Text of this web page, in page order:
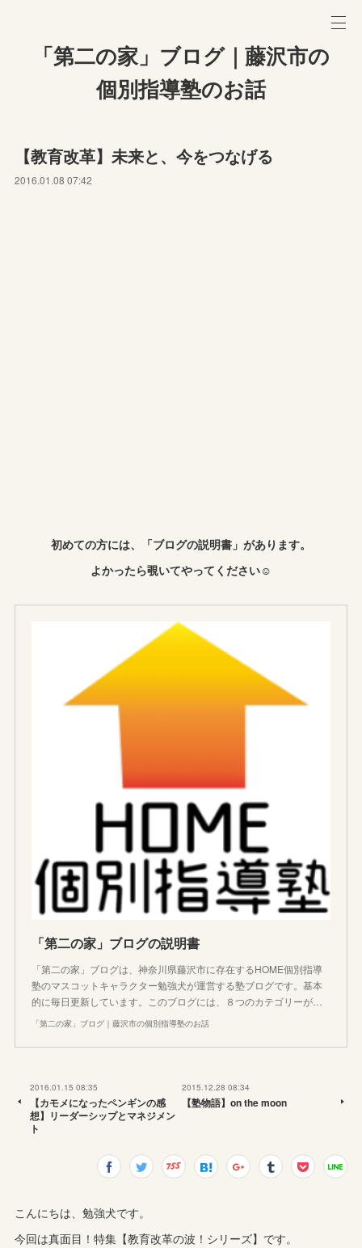
「第二の家」ブログ｜藤沢市の
個別指導塾のお話
【教育改革】未来と、今をつなげる
2016.01.08 07:42
初めての方には、「ブログの説明書」があります。
よかったら覗いてやってください☺︎
「第二の家」ブログの説明書
「第二の家」ブログは、神奈川県藤沢市に存在するHOME個別指導
塾のマスコットキャラクター勉強犬が運営する塾ブログです。基本
的に毎日更新しています。このブログには、８つのカテゴリーが…
「第二の家」ブログ｜藤沢市の個別指導塾のお話
2016.01.15 08:35
【カモメになったペンギンの感
想】リーダーシップとマネジメン
ト
2015.12.28 08:34
【塾物語】on the moon
こんにちは、勉強犬です。
今回は真面目！特集【教育改革の波！シリーズ】です。